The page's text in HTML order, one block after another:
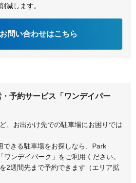
減します。
問い合わせはこちら
予約サービス「ワンデイパー
、お出かけ先での駐車場にお困りでは
できる駐車場をお探しなら、Park
ンデイパーク」をご利用ください。
2週間先まで予約できます（エリア拡